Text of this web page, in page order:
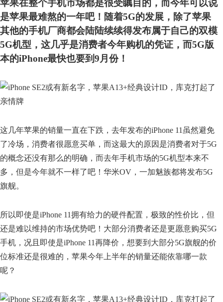
苹果在整个手机市场都是很受瞩目的，而今年可以说
是苹果最难熬的一年吧！随着5G的发展，除了苹果
其他的手机厂商都会陆陆续续得发布属于自己的双模
5G机型，这几乎是消费者今年购机的凭证，而5G版
本的iPhone最快也要到9月份！
这几年苹果的销量一直在下跌，去年发布的iPhone 11虽然避免
了冷场，消费者很愿意买单，而这最大的原因是消费者对于5G
的概念还没有那么的明确，而去年手机市场的5G机型本来不
多，但是今年就不一样了吧！华米OV，一加魅族都将发布5G
旗舰。
所以即使是iPhone 11拥有给力的硬件配置，极致的性价比，但
还是难以维持的市场优势吧！大部分消费者还是更愿意购买5G
手机，况且即使是iPhone 11再降价，想要到大部分5G旗舰的价
位标准还是很难的，苹果今年上半年的销量还能依靠哪一款
呢？